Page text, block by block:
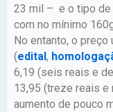
23 mil – e o tipo
com no mínimo
No entanto, o preço
(edital,
6,19 (seis reais e
13,95 (treze reais e
aumento de pouco